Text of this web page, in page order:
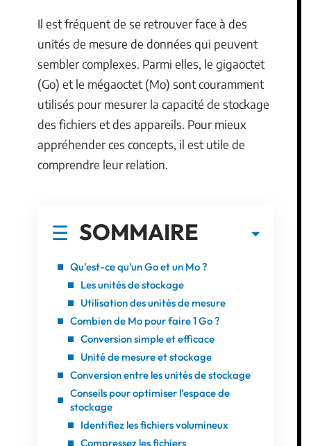
Il est fréquent de se retrouver face à des
unités de mesure de données qui peuvent
sembler complexes. Parmi elles, le gigaoctet
(Go) et le mégaoctet (Mo) sont couramment
utilisés pour mesurer la capacité de stockage
des fichiers et des appareils. Pour mieux
appréhender ces concepts, il est utile de
comprendre leur relation.
SOMMAIRE
Qu’est-ce qu’un Go et un Mo ?
Les unités de stockage
Utilisation des unités de mesure
Combien de Mo pour faire 1 Go ?
Conversion simple et efficace
Unité de mesure et stockage
Conversion entre les unités de stockage
Conseils pour optimiser l’espace de
stockage
Identifiez les fichiers volumineux
Compressez les fichiers